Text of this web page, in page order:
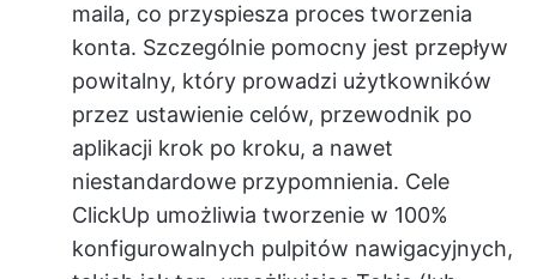
maila, co przyspiesza proces tworzenia
konta. Szczególnie pomocny jest przepływ
powitalny, który prowadzi użytkowników
przez ustawienie celów, przewodnik po
aplikacji krok po kroku, a nawet
niestandardowe przypomnienia. Cele
ClickUp umożliwia tworzenie w 100%
konfigurowalnych pulpitów nawigacyjnych,